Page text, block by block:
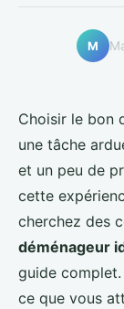
M
Choisir le bon
une tâche
et un peu de
cette
cherchez des
déménageur
guide
ce que vous